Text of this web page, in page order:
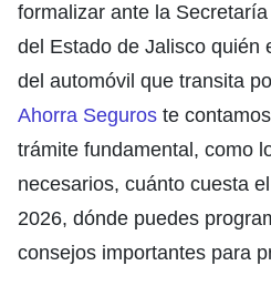
formalizar ante la
del Estado de Jalisco quién
del automóvil que transita
Ahorra Seguros te
trámite fundamental, como
necesarios, cuánto cuesta
2026, dónde puedes
consejos importantes para